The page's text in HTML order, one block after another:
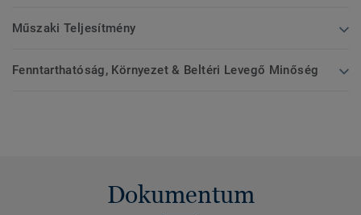
Műszaki Teljesítmény
Fenntarthatóság, Környezet & Beltéri Levegő Minőség
Dokumentum